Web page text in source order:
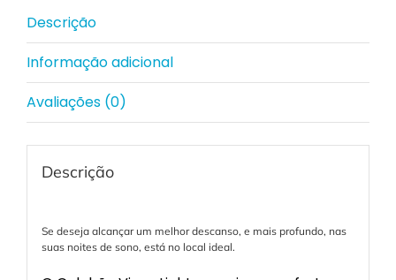
Descrição
Informação adicional
Avaliações (0)
Descrição
Se deseja alcançar um melhor descanso, e mais profundo, nas
suas noites de sono, está no local ideal.